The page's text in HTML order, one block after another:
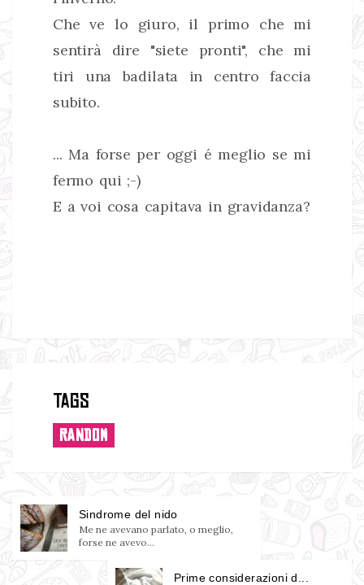
Che ve lo giuro, il primo che mi
sentirà dire "siete pronti", che mi
tiri una badilata in centro faccia
subito.
... Ma forse per oggi é meglio se mi
fermo qui ;-)
E a voi cosa capitava in gravidanza?
Tags
RANDOM
Sindrome del nido
Me ne avevano parlato, o meglio,
forse ne avevo...
Prime considerazioni d...